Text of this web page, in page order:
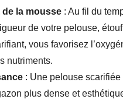
la mousse : Au fil du
de votre pelouse,
vous favorisez
nutriments.
: Une pelouse
plus dense et